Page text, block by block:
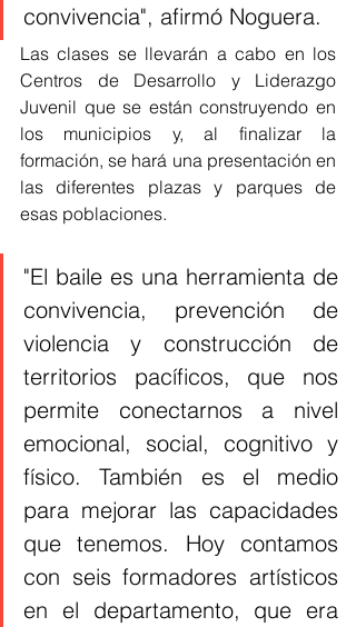
convivencia", afirmó Noguera.
Las clases se llevarán a cabo en los
Centros de Desarrollo y Liderazgo
Juvenil que se están construyendo en
los municipios y, al finalizar la
formación, se hará una presentación en
las diferentes plazas y parques de
esas poblaciones.
"El baile es una herramienta de
convivencia, prevención de
violencia y construcción de
territorios pacíficos, que nos
permite conectarnos a nivel
emocional, social, cognitivo y
físico. También es el medio
para mejorar las capacidades
que tenemos. Hoy contamos
con seis formadores artísticos
en el departamento, que era